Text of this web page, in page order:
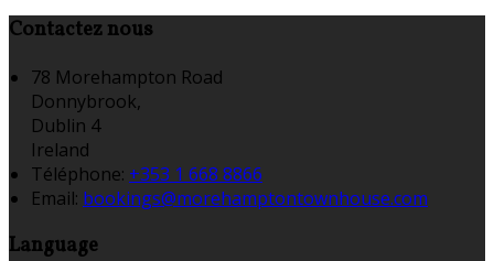
Contactez nous
78 Morehampton Road
Donnybrook,
Dublin 4
Ireland
Téléphone: +353 1 668 8866
Email: bookings@morehamptontownhouse.com
Language